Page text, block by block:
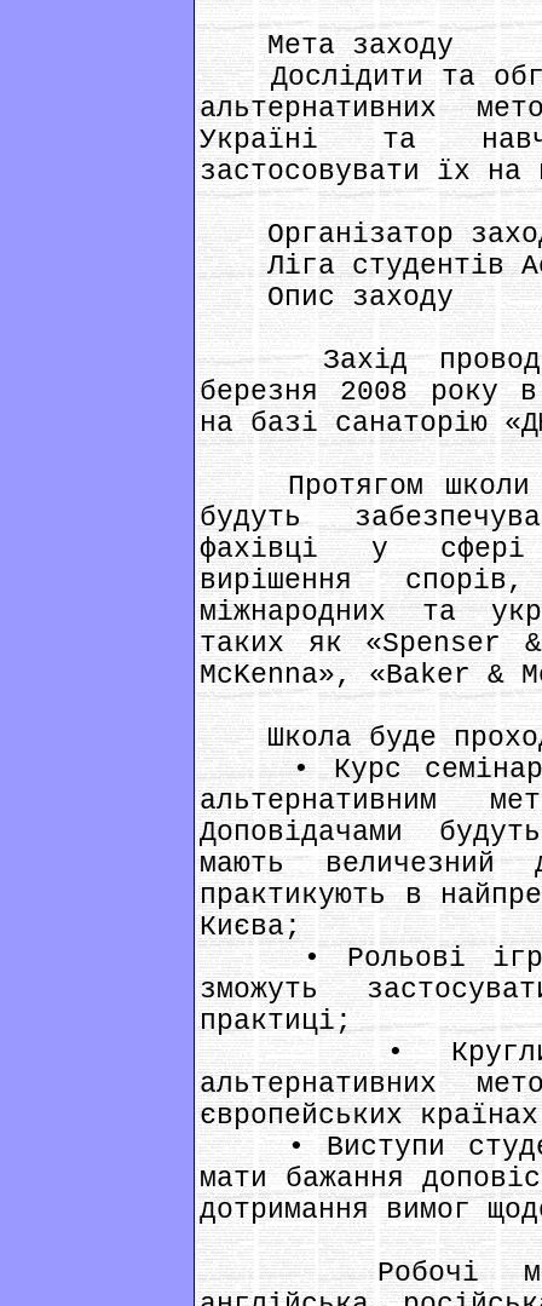
Мета заходу
Дослідити та
альтернативних
Україні та
застосовувати їх на
Організатор
Ліга студентів
Опис заходу
Захід
березня 2008 року
на базі санаторію
Протягом школи
будуть
фахівці у сфері
вирішення
міжнародних та
таких як «Spenser
McKenna», «Baker &
Школа буде
• Курс семінарів
альтернативним
Доповідачами
мають
практикують в
Києва;
• Рольові ігри,
зможуть
практиці;
• Круглий-
альтернативних
європейських
• Виступи
мати бажання
дотримання вимог
Робочі мови